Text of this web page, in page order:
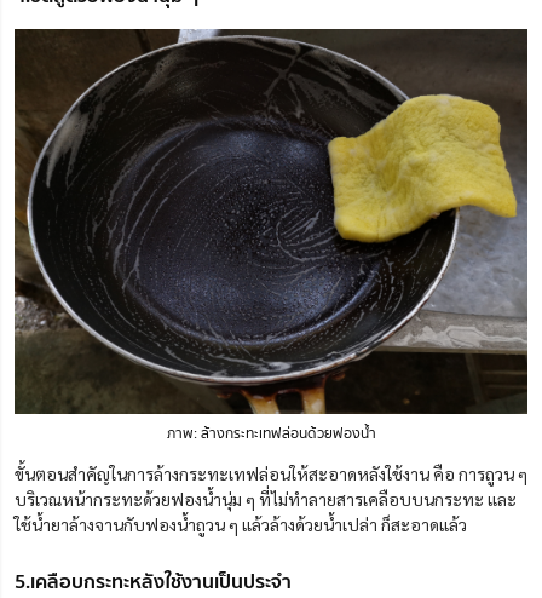
ภาพ: ล้างกระทะเทฟล่อนด้วยฟองน้ำ
ขั้นตอนสำคัญในการล้างกระทะเทฟล่อนให้สะอาดหลังใช้งาน คือ การถูวน ๆ
บริเวณหน้ากระทะด้วยฟองน้ำนุ่ม ๆ ที่ไม่ทำลายสารเคลือบบนกระทะ และ
ใช้น้ำยาล้างจานกับฟองน้ำถูวน ๆ แล้วล้างด้วยน้ำเปล่า ก็สะอาดแล้ว
5.เคลือบกระทะหลังใช้งานเป็นประจำ